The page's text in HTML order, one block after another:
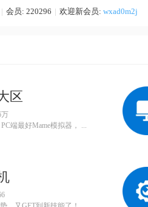
| 会员: 220296 | 欢迎新会员: wxad0m2j
区
万
端最好Mame模拟器， ...